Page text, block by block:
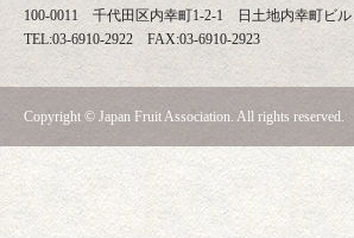
100-0011 千代田区内幸町1-2-1 日土地内幸町ビル
TEL:03-6910-2922 FAX:03-6910-2923
Copyright © Japan Fruit Association. All rights reserved.